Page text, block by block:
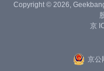
Copyright © 2026,
京
京公